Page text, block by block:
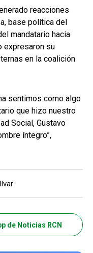
reacciones
base política del
mandatario hacia
expresaron su
en la coalición
sentimos como algo
que hizo nuestro
Social, Gustavo
íntegro”,
de Noticias RCN